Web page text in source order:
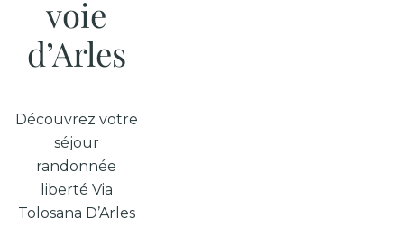
voie
d’Arles
Découvrez votre
séjour
randonnée
liberté Via
Tolosana D’Arles